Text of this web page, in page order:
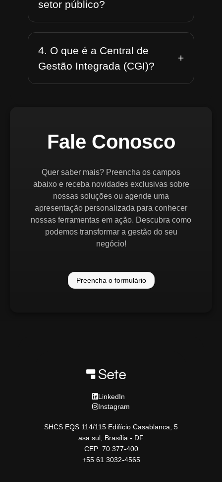
setor público?
4. O que é a Central de
Gestão Integrada (CGI)?
+
Fale Conosco
Quer saber mais? Preencha os campos
abaixo e receba novidades exclusivas sobre
nossas soluções ou agende uma
apresentação personalizada para conhecer
nossas ferramentas em ação. Descubra como
podemos transformar a gestão do seu
negócio!
Preencha o formulário
LinkedIn
Instagram
SHCS EQS 114/115 Edifício Casablanca, 5
asa sul, Brasília - DF
CEP: 70.377-400
+55 61 3032-4565